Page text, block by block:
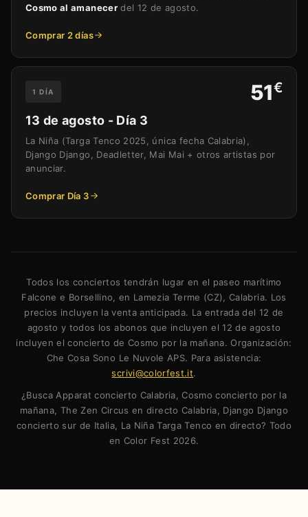
Cosmo al amanecerdel 12 de agosto.
Comprar 2 días
1 DÍA 51€
13 de agosto - Día 3
La Niña (Targa Tenco 2025, única fecha Calabria),
Django Django, Deadletter, Mai Mai + otros artistas por
anunciar.
Comprar Día 3
Todos los conciertos tendrán lugar en el paseo marítimo
Falcone e Borsellino, en Lamezia Terme (CZ), Calabria. Los
precios incluyen la venta anticipada. La entrada del 12 de
agosto y todos los abonos que incluyen el 12 de agosto
incluyen el concierto de Cosmo por la mañana. Organización:
Che Cosa Sono Le Nuvole APS. Para asistencia:
scrivi@colorfest.it.
¿Busca Apparat concierto Calabria, Cosmo concierto por la
mañana, The Zen Circus en directo Calabria, Django Django
concierto sur de Italia, La Niña Targa Tenco en directo? Todo
en Color Fest 2026.